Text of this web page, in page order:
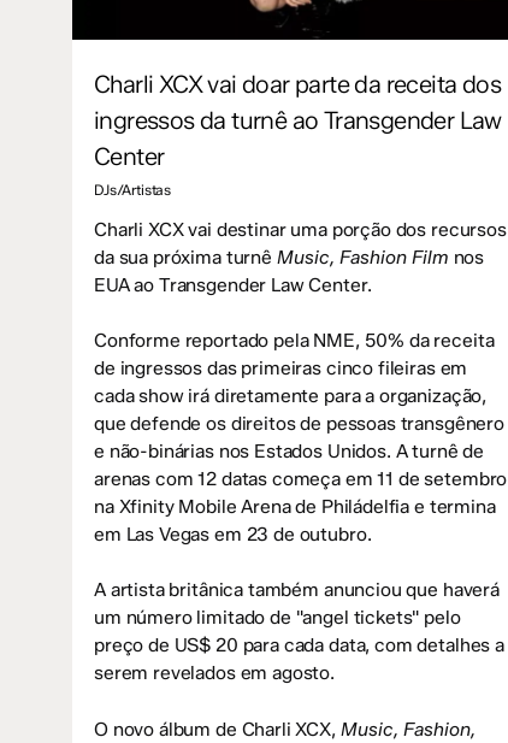
Charli XCX vai doar parte da receita dos
ingressos da turnê ao Transgender Law
Center
DJs/Artistas
Charli XCX vai destinar uma porção dos recursos
da sua próxima turnê Music, Fashion Film nos
EUA ao Transgender Law Center.
Conforme reportado pela NME, 50% da receita
de ingressos das primeiras cinco fileiras em
cada show irá diretamente para a organização,
que defende os direitos de pessoas transgênero
e não-binárias nos Estados Unidos. A turnê de
arenas com 12 datas começa em 11 de setembro
na Xfinity Mobile Arena de Philádelfia e termina
em Las Vegas em 23 de outubro.
A artista britânica também anunciou que haverá
um número limitado de "angel tickets" pelo
preço de US$ 20 para cada data, com detalhes a
serem revelados em agosto.
O novo álbum de Charli XCX, Music, Fashion,